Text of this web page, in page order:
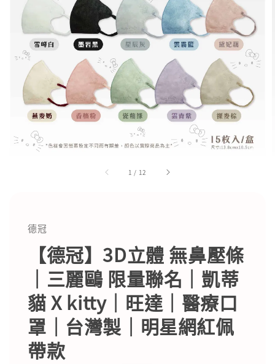
1 / 12
德冠
【德冠】3D立體 無鼻壓條
｜三麗鷗 限量聯名｜凱蒂
貓 X kitty｜旺達｜醫療口
罩｜台灣製｜明星網紅佩
帶款